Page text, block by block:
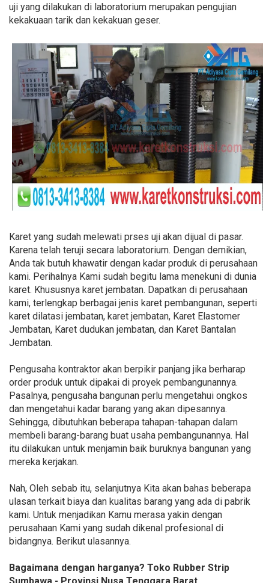
uji yang dilakukan di laboratorium merupakan pengujian
kekakuaan tarik dan kekakuan geser.
Karet yang sudah melewati prses uji akan dijual di pasar.
Karena telah teruji secara laboratorium. Dengan demikian,
Anda tak butuh khawatir dengan kadar produk di perusahaan
kami. Perihalnya Kami sudah begitu lama menekuni di dunia
karet. Khususnya karet jembatan. Dapatkan di perusahaan
kami, terlengkap berbagai jenis karet pembangunan, seperti
karet dilatasi jembatan, karet jembatan, Karet Elastomer
Jembatan, Karet dudukan jembatan, dan Karet Bantalan
Jembatan.
Pengusaha kontraktor akan berpikir panjang jika berharap
order produk untuk dipakai di proyek pembangunannya.
Pasalnya, pengusaha bangunan perlu mengetahui ongkos
dan mengetahui kadar barang yang akan dipesannya.
Sehingga, dibutuhkan beberapa tahapan-tahapan dalam
membeli barang-barang buat usaha pembangunannya. Hal
itu dilakukan untuk menjamin baik buruknya bangunan yang
mereka kerjakan.
Nah, Oleh sebab itu, selanjutnya Kita akan bahas beberapa
ulasan terkait biaya dan kualitas barang yang ada di pabrik
kami. Untuk menjadikan Kamu merasa yakin dengan
perusahaan Kami yang sudah dikenal profesional di
bidangnya. Berikut ulasannya.
Bagaimana dengan harganya? Toko Rubber Strip